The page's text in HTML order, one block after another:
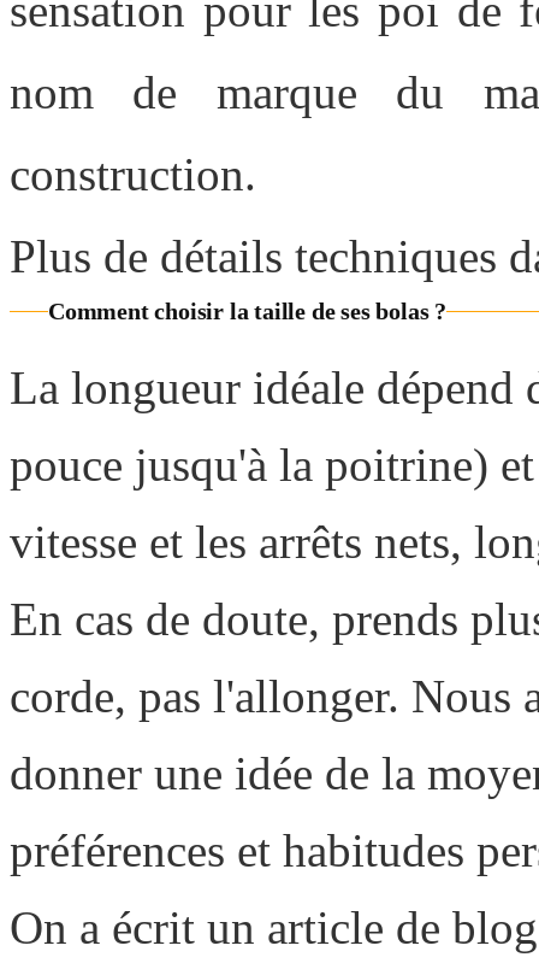
nom de marque du
construction.
Plus de détails techniques
Comment choisir la taille de ses bolas ?
La longueur idéale dépend
pouce jusqu'à la poitrine)
vitesse et les arrêts nets,
En cas de doute, prends
corde, pas l'allonger. Nous
donner une idée de la
préférences et habitudes
On a écrit un article de